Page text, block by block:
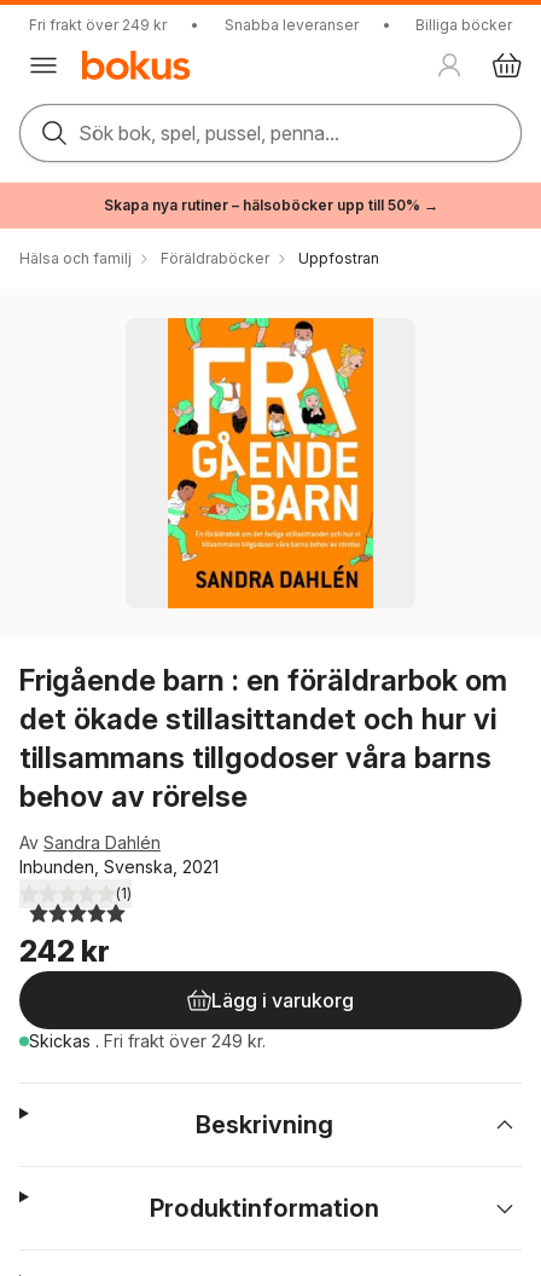
Fri frakt över 249 kr • Snabba leveranser • Billiga böcker
Sök bok, spel, pussel, penna...
Skapa nya rutiner – hälsoböcker upp till 50% →
Hälsa och familj Föräldraböcker Uppfostran
Frigående barn : en föräldrarbok om
det ökade stillasittandet och hur vi
tillsammans tillgodoser våra barns
behov av rörelse
Av Sandra Dahlén
Inbunden, Svenska, 2021
5,0utav 5 stjärnor. Totalt antal röster:
(1)
242 kr
Lägg i varukorg
Skickas . Fri frakt över 249 kr.
Beskrivning
Produktinformation